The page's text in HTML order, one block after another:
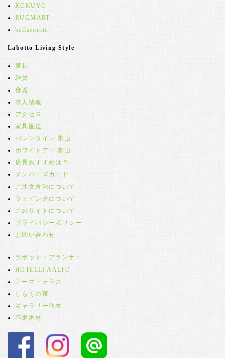
KOKUYO
RUGMART
bellacontte
Labotto Living Style
家具
雑貨
食器
求人情報
アクセス
家具配送
バレンタイン 郡山
ホワイトデー 郡山
店長おすすめは？
メンバーズカード
ご注文方法について
ラッピングについて
このサイトについて
プライバシーポリシー
お問い合わせ
ラボット・プランナー
HOTELLI AALTO
アーマ・テラス
しもくの家
ギャラリー並木
不燃木材